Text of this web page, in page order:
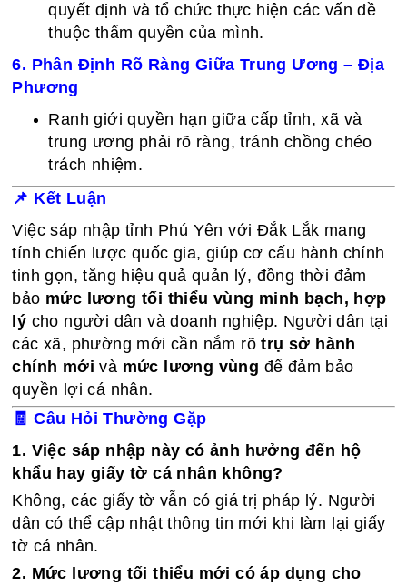
quyết định và tổ chức thực hiện các vấn đề
thuộc thẩm quyền của mình.
6. Phân Định Rõ Ràng Giữa Trung Ương – Địa
Phương
Ranh giới quyền hạn giữa cấp tỉnh, xã và
trung ương phải rõ ràng, tránh chồng chéo
trách nhiệm.
📌 Kết Luận
Việc sáp nhập tỉnh Phú Yên với Đắk Lắk mang
tính chiến lược quốc gia, giúp cơ cấu hành chính
tinh gọn, tăng hiệu quả quản lý, đồng thời đảm
bảo mức lương tối thiểu vùng minh bạch, hợp
lý cho người dân và doanh nghiệp. Người dân tại
các xã, phường mới cần nắm rõtrụ sở hành
chính mới và mức lương vùng để đảm bảo
quyền lợi cá nhân.
🧾Câu Hỏi Thường Gặp
1. Việc sáp nhập này có ảnh hưởng đến hộ
khẩu hay giấy tờ cá nhân không?
Không, các giấy tờ vẫn có giá trị pháp lý. Người
dân có thể cập nhật thông tin mới khi làm lại giấy
tờ cá nhân.
2. Mức lương tối thiểu mới có áp dụng cho